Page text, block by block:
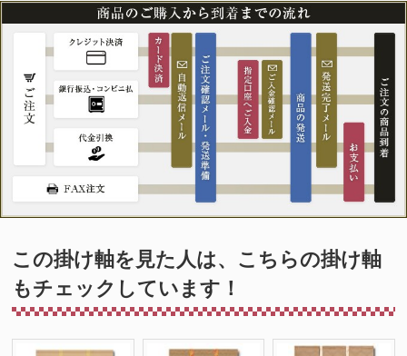
この掛け軸を見た人は、こちらの掛け軸
もチェックしています！